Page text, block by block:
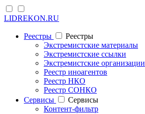
LIDREKON.RU
Реестры
Реестры
Экстремистские материалы
Экстремистские ссылки
Экстремистские организации
Реестр иноагентов
Реестр НКО
Реестр СОНКО
Cервисы
Cервисы
Контент-фильтр